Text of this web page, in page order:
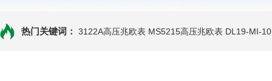
热门关键词： 3122A高压兆欧表 MS5215高压兆欧表 DL19-MI-